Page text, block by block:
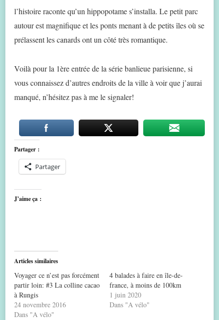
l’histoire raconte qu’un hippopotame s’installa. Le petit parc
autour est magnifique et les ponts menant à de petits îles où se
prélassent les canards ont un côté très romantique.
Voilà pour la 1ère entrée de la série banlieue parisienne, si
vous connaissez d’autres endroits de la ville à voir que j’aurai
manqué, n’hésitez pas à me le signaler!
Partager :
Partager
J’aime ça :
Articles similaires
Voyager ce n’est pas forcément
partir loin: #3 La colline cacao
à Rungis
24 novembre 2016
Dans "A vélo"
4 balades à faire en île-de-
france, à moins de 100km
1 juin 2020
Dans "A vélo"